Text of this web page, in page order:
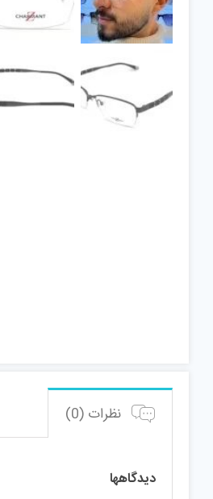
نظرات (0)
دیدگاهها